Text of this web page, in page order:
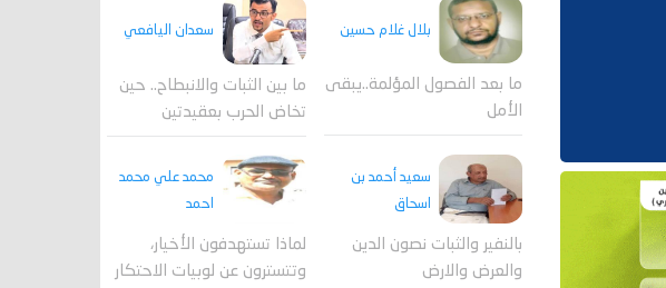
بلال غلام حسين
ما بعد الفصول المؤلمة..يبقى
الأمل
سعدان اليافعي
ما بين الثبات والانبطاح.. حين
تخاض الحرب بعقيدتين
سعيد أحمد بن
اسحاق
بالنفير والثبات نصون الدين
والعرض والارض
محمد علي محمد
احمد
لماذا تستهدفون الأخيار،
وتتسترون عن لوبيات الاحتكار